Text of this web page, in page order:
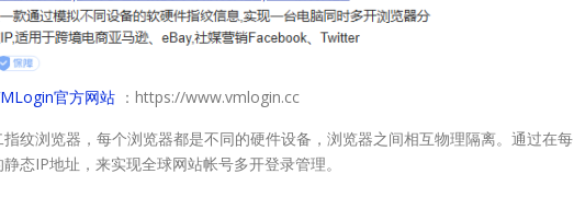
官方网站：https://www.vmlogin.cc
纹浏览器，每个浏览器都是不同的硬件设备，浏览器之间相互物理隔离。通过在每
态IP地址，来实现全球网站帐号多开登录管理。